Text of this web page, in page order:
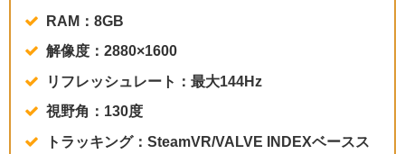
RAM：8GB
解像度：2880×1600
リフレッシュレート：最大144Hz
視野角：130度
トラッキング：SteamVR/VALVE INDEXベースス